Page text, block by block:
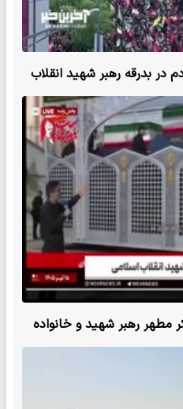
در بدرقه رهبر شهید انقلاب
مطهر رهبر شهید و خانواده